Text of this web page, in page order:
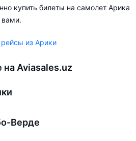
купить билеты на самолет Арика
вами.
из Арики
Aviasales.uz
Верде